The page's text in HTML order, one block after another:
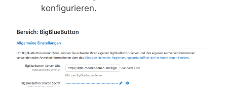
konfigurieren.